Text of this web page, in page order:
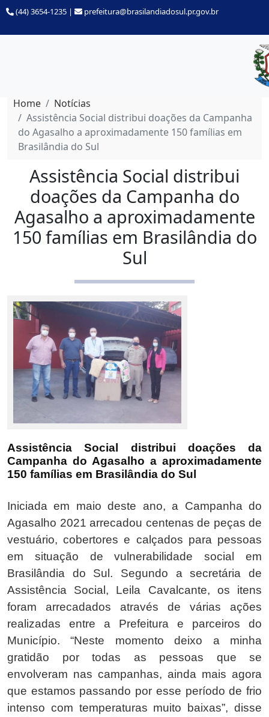
(44) 3654-1235 | prefeitura@brasilandiadosul.pr.gov.br
Home
Notícias
Assistência Social distribui doações da Campanha
do Agasalho a aproximadamente 150 famílias em
Brasilândia do Sul
Assistência Social distribui
doações da Campanha do
Agasalho a aproximadamente
150 famílias em Brasilândia do
Sul
Assistência Social distribui doações da
Campanha do Agasalho a aproximadamente
150 famílias em Brasilândia do Sul
Iniciada em maio deste ano, a Campanha do
Agasalho 2021 arrecadou centenas de peças de
vestuário, cobertores e calçados para pessoas
em situação de vulnerabilidade social em
Brasilândia do Sul. Segundo a secretária de
Assistência Social, Leila Cavalcante, os itens
foram arrecadados através de várias ações
realizadas entre a Prefeitura e parceiros do
Município. “Neste momento deixo a minha
gratidão por todas as pessoas que se
envolveram nas campanhas, ainda mais agora
que estamos passando por esse período de frio
intenso com temperaturas muito baixas”, disse